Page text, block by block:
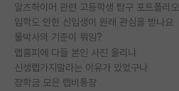
알츠하이머 관련 고등학생 탐구 포트폴리오
입학도 안한 신입생이 원래 관심을 받나요
물박사의 기준이 뭐임?
랩홈피에 다들 본인 사진 올리냐
신생랩가지말라는 이유가 있었구나
장학금 모은 랩비통장